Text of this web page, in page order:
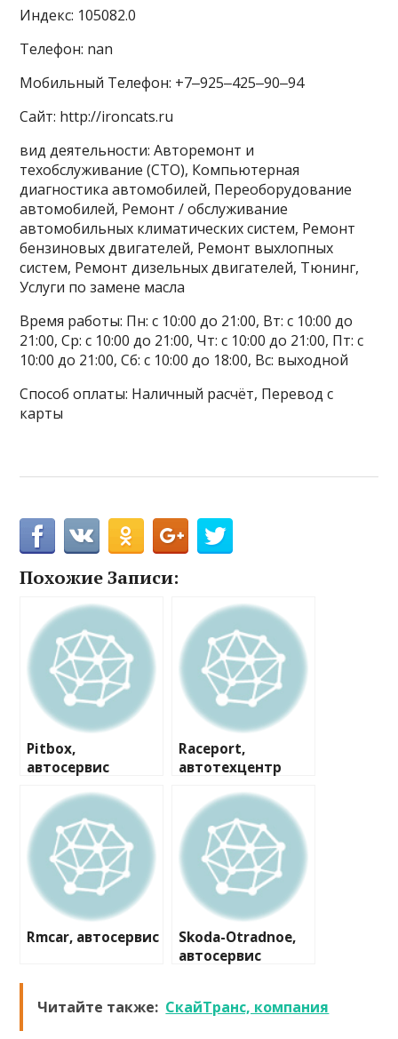
Индекс: 105082.0
Телефон: nan
Мобильный Телефон: +7‒925‒425‒90‒94
Сайт: http://ironcats.ru
вид деятельности: Авторемонт и
техобслуживание (СТО), Компьютерная
диагностика автомобилей, Переоборудование
автомобилей, Ремонт / обслуживание
автомобильных климатических систем, Ремонт
бензиновых двигателей, Ремонт выхлопных
систем, Ремонт дизельных двигателей, Тюнинг,
Услуги по замене масла
Время работы: Пн: с 10:00 до 21:00, Вт: с 10:00 до
21:00, Ср: с 10:00 до 21:00, Чт: с 10:00 до 21:00, Пт: с
10:00 до 21:00, Сб: с 10:00 до 18:00, Вс: выходной
Способ оплаты: Наличный расчёт, Перевод с
карты
Похожие Записи:
Pitbox,
автосервис
Raceport,
автотехцентр
Rmcar, автосервис
Skoda-Otradnoe,
автосервис
Читайте также: СкайТранс, компания